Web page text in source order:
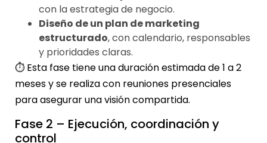
con la estrategia de negocio.
Diseño de un plan de marketing
estructurado, con calendario, responsables
y prioridades claras.
⏱️ Esta fase tiene una duración estimada de 1 a 2
meses y se realiza con reuniones presenciales
para asegurar una visión compartida.
Fase 2 – Ejecución, coordinación y
control